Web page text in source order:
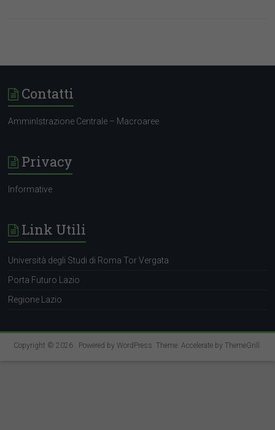
Contatti
AmminIstrazione Centrale – Macroaree
Privacy
Informative
Link Utili
Università degli Studi di Roma Tor Vergata
Porta Futuro Lazio
Regione Lazio
Copyright © 2026 . Powered by WordPress . Theme: Accelerate by ThemeGrill